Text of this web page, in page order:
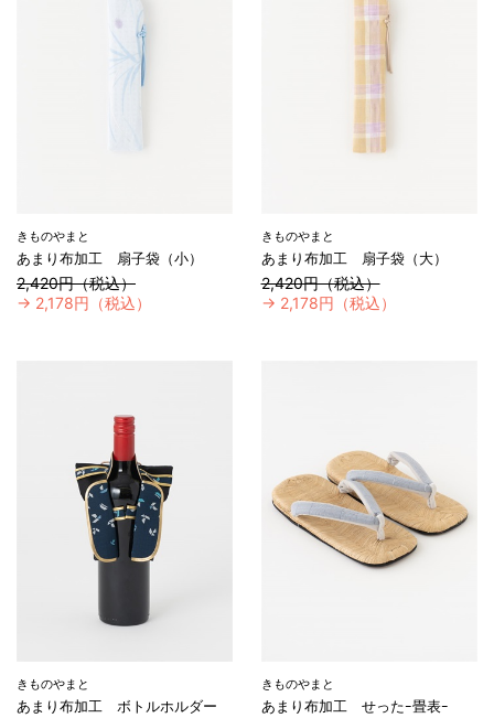
きものやまと
あまり布加工 扇子袋（小）
2,420円（税込）
→ 2,178円（税込）
きものやまと
あまり布加工 扇子袋（大）
2,420円（税込）
→ 2,178円（税込）
きものやまと
あまり布加工 ボトルホルダー
きものやまと
あまり布加工 せったｰ畳表ｰ